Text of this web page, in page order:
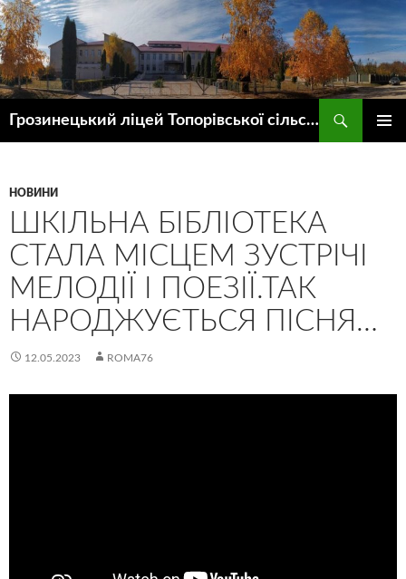
Грозинецький ліцей Топорівської сільської ради
НОВИНИ
ШКІЛЬНА БІБЛІОТЕКА
СТАЛА МІСЦЕМ ЗУСТРІЧІ
МЕЛОДІЇ І ПОЕЗІЇ.ТАК
НАРОДЖУЄТЬСЯ ПІСНЯ…
12.05.2023 ROMA76